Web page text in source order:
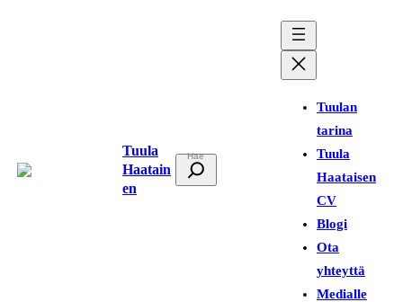
Tuula
Haatain
en
t
Tuulan
tarina
Tuula
Haataisen
CV
Blogi
Ota
yhteyttä
Medialle